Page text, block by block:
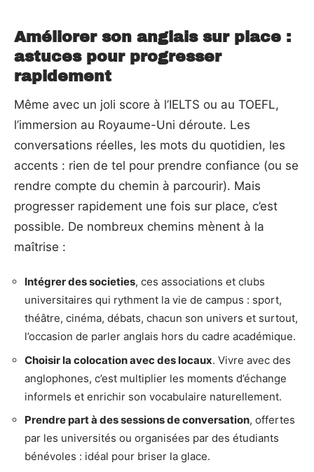
Améliorer son anglais sur place :
astuces pour progresser
rapidement
Même avec un joli score à l’IELTS ou au TOEFL,
l’immersion au Royaume-Uni déroute. Les
conversations réelles, les mots du quotidien, les
accents : rien de tel pour prendre confiance (ou se
rendre compte du chemin à parcourir). Mais
progresser rapidement une fois sur place, c’est
possible. De nombreux chemins mènent à la
maîtrise :
Intégrer des societies, ces associations et clubs
universitaires qui rythment la vie de campus : sport,
théâtre, cinéma, débats, chacun son univers et surtout,
l’occasion de parler anglais hors du cadre académique.
Choisir la colocation avec des locaux. Vivre avec des
anglophones, c’est multiplier les moments d’échange
informels et enrichir son vocabulaire naturellement.
Prendre part à des sessions de conversation, offertes
par les universités ou organisées par des étudiants
bénévoles : idéal pour briser la glace.